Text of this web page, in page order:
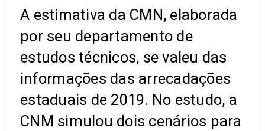
A estimativa da CMN, elaborada
por seu departamento de
estudos técnicos, se valeu das
informações das arrecadações
estaduais de 2019. No estudo, a
CNM simulou dois cenários para